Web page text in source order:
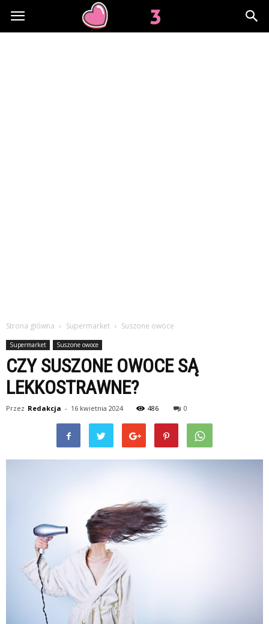
Lov3.pl
Strona główna Supermarket Suszone owoce
Supermarket Suszone owoce
CZY SUSZONE OWOCE SĄ
LEKKOSTRAWNE?
Przez Redakcja - 16 kwietnia 2024 486 0